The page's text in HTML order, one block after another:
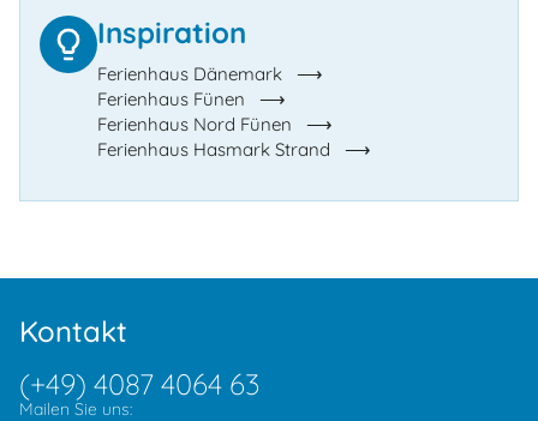
Inspiration
Ferienhaus Dänemark
Ferienhaus Fünen
Ferienhaus Nord Fünen
Ferienhaus Hasmark Strand
Kontakt
(+49) 4087 4064 63
Mailen Sie uns: